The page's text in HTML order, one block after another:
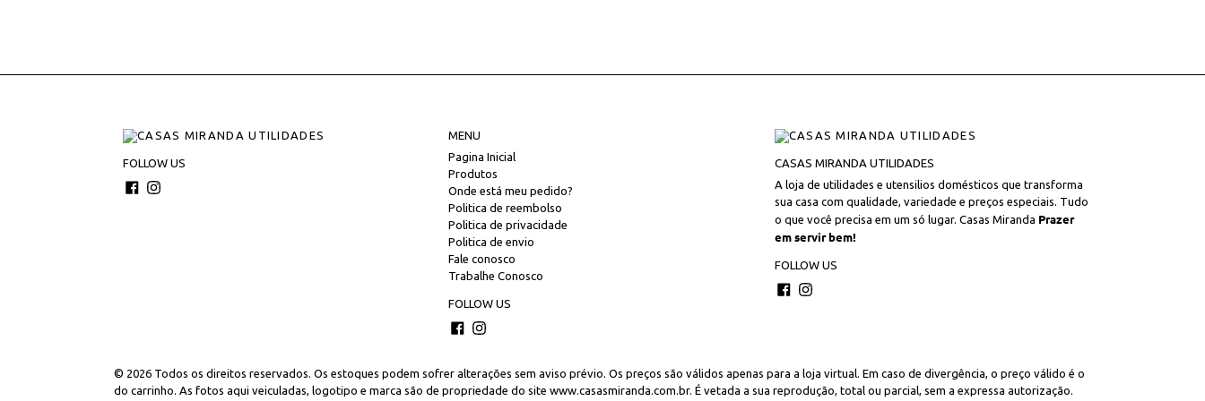
FOLLOW US
FacebookInstagram
MENU
Pagina Inicial
Produtos
Onde está meu pedido?
Politica de reembolso
Politica de privacidade
Politica de envio
Fale conosco
Trabalhe Conosco
FOLLOW US
FacebookInstagram
CASAS MIRANDA UTILIDADES
A loja de utilidades e utensilios domésticos que transforma
sua casa com qualidade, variedade e preços especiais. Tudo
o que você precisa em um só lugar. Casas Miranda Prazer
em servir bem!
FOLLOW US
FacebookInstagram
© 2026 Todos os direitos reservados. Os estoques podem sofrer alterações sem aviso prévio. Os preços são válidos apenas para a loja virtual. Em caso de divergência, o preço válido é o
do carrinho. As fotos aqui veiculadas, logotipo e marca são de propriedade do site www.casasmiranda.com.br. É vetada a sua reprodução, total ou parcial, sem a expressa autorização.